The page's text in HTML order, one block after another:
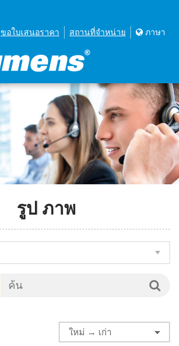
ขอใบเสนอราคา สถานที่จําหน่าย ภาษา
รูป ภาพ